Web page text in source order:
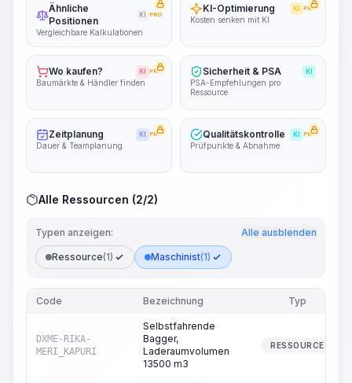
Ähnliche
Positionen
KI PRO
Vergleichbare Kalkulationen
KI-Optimierung KI PRO
Kosten senken mit KI
Wo kaufen? KI PRO
Baumärkte & Händler finden
Sicherheit & PSA KI
PSA-Empfehlungen pro
Ressource
Zeitplanung KI PRO
Dauer & Teamplanung
Qualitätskontrolle KI PRO
Prüfpunkte & Abnahme
Alle Ressourcen (2/2)
Typen anzeigen: Alle ausblenden
Ressource(1) Maschinist(1)
Code Bezeichnung Typ
DXME-RIKA-
MERI_KAPURI
Selbstfahrende
Bagger,
Laderaumvolumen
13500 m3
RESSOURCE